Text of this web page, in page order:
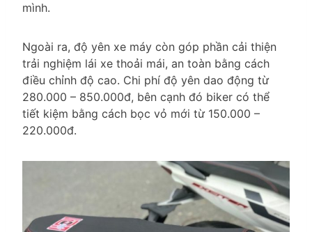
mình.
Ngoài ra, độ yên xe máy còn góp phần cải thiện
trải nghiệm lái xe thoải mái, an toàn bằng cách
điều chỉnh độ cao. Chi phí độ yên dao động từ
280.000 – 850.000đ, bên cạnh đó biker có thể
tiết kiệm bằng cách bọc vỏ mới từ 150.000 –
220.000đ.